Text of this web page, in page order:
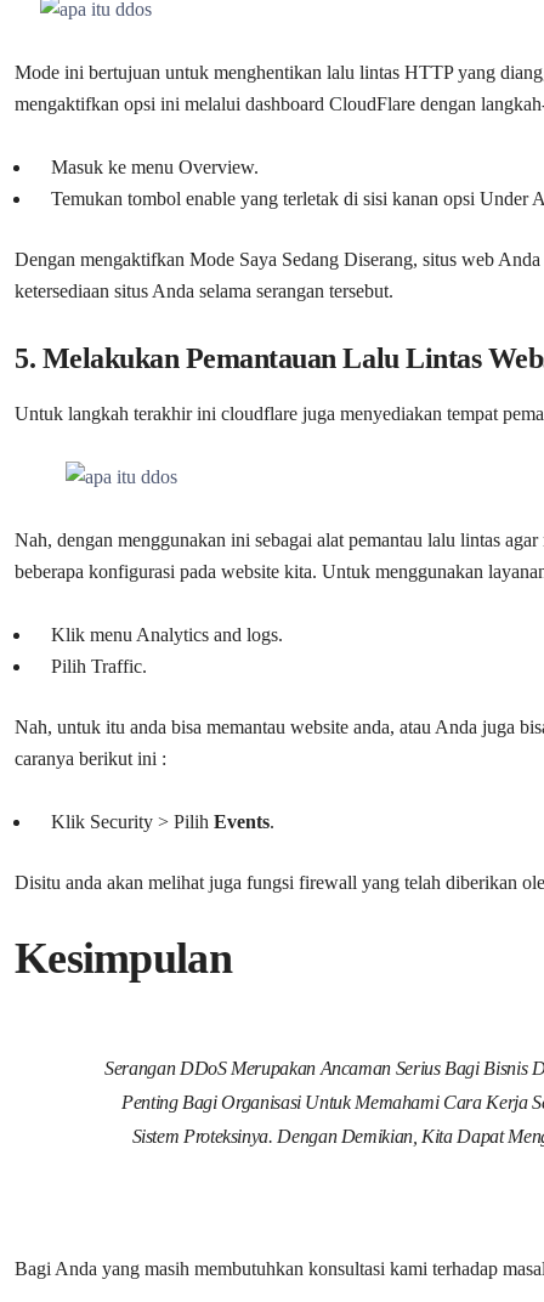
Mode ini bertujuan untuk menghentikan lalu lintas HTTP yang
mengaktifkan opsi ini melalui dashboard CloudFlare dengan
Masuk ke menu Overview.
Temukan tombol enable yang terletak di sisi kanan opsi Under
Dengan mengaktifkan Mode Saya Sedang Diserang, situs web
ketersediaan situs Anda selama serangan tersebut.
5. Melakukan Pemantauan Lalu Lintas
Untuk langkah terakhir ini cloudflare juga menyediakan tempat
Nah, dengan menggunakan ini sebagai alat pemantau lalu lintas
beberapa konfigurasi pada website kita. Untuk menggunakan
Klik menu Analytics and logs.
Pilih Traffic.
Nah, untuk itu anda bisa memantau website anda, atau Anda juga
caranya berikut ini :
Klik Security > Pilih Events.
Disitu anda akan melihat juga fungsi firewall yang telah diberikan
Kesimpulan
Serangan DDoS Merupakan Ancaman Serius Bagi
Penting Bagi Organisasi Untuk Memahami Cara Kerja
Sistem Proteksinya. Dengan Demikian, Kita Dapat
Bagi Anda yang masih membutuhkan konsultasi kami terhadap